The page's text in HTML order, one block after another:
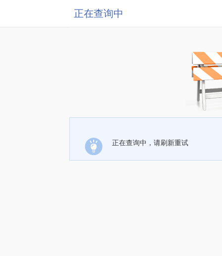
正在查询中
正在查询中，请刷新重试